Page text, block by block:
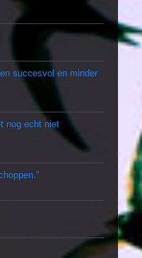
succesvol en minder
nog echt niet